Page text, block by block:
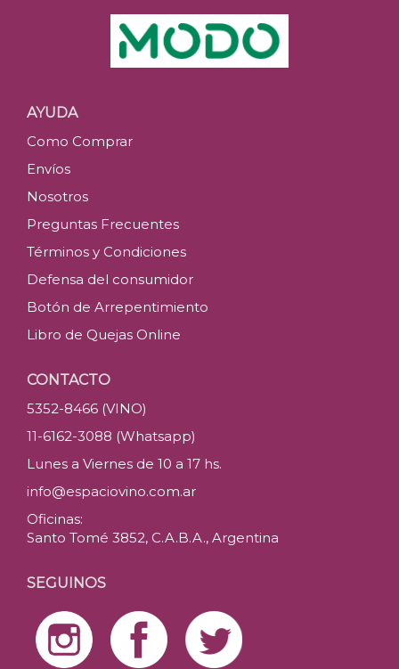
AYUDA
Como Comprar
Envíos
Nosotros
Preguntas Frecuentes
Términos y Condiciones
Defensa del consumidor
Botón de Arrepentimiento
Libro de Quejas Online
CONTACTO
5352-8466 (VINO)
11-6162-3088 (Whatsapp)
Lunes a Viernes de 10 a 17 hs.
info@espaciovino.com.ar
Oficinas:
Santo Tomé 3852, C.A.B.A., Argentina
SEGUINOS